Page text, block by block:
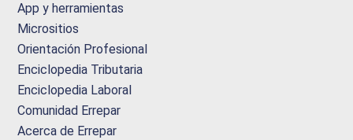
App y herramientas
Micrositios
Orientación Profesional
Enciclopedia Tributaria
Enciclopedia Laboral
Comunidad Errepar
Acerca de Errepar